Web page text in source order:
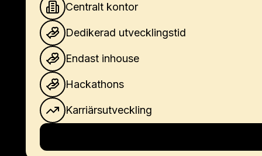
Centralt kontor
Dedikerad utvecklingstid
Endast inhouse
Hackathons
Karriärsutveckling